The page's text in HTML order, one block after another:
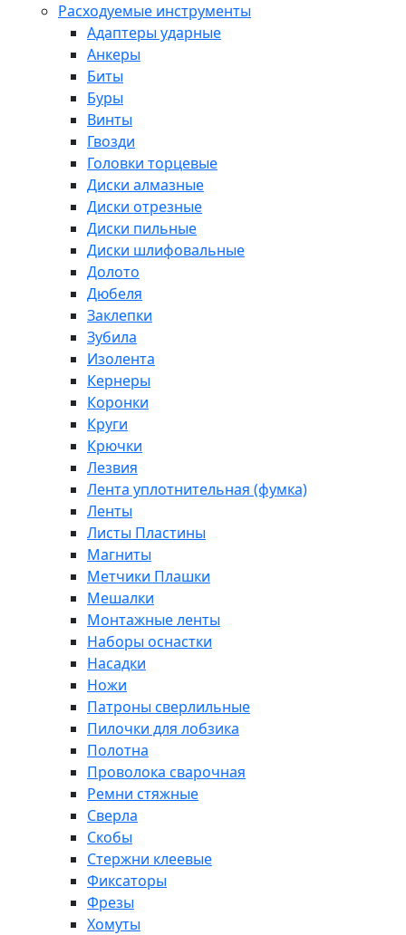
Расходуемые инструменты
Адаптеры ударные
Анкеры
Биты
Буры
Винты
Гвозди
Головки торцевые
Диски алмазные
Диски отрезные
Диски пильные
Диски шлифовальные
Долото
Дюбеля
Заклепки
Зубила
Изолента
Кернеры
Коронки
Круги
Крючки
Лезвия
Лента уплотнительная (фумка)
Ленты
Листы Пластины
Магниты
Метчики Плашки
Мешалки
Монтажные ленты
Наборы оснастки
Насадки
Ножи
Патроны сверлильные
Пилочки для лобзика
Полотна
Проволока сварочная
Ремни стяжные
Сверла
Скобы
Стержни клеевые
Фиксаторы
Фрезы
Хомуты